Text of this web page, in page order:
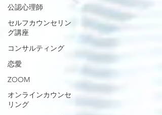
公認心理師
セルフカウンセリン
グ講座
コンサルティング
恋愛
ZOOM
オンラインカウンセ
リング